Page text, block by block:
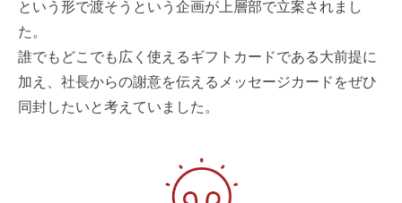
という形で渡そうという企画が上層部で立案されまし
た。
誰でもどこでも広く使えるギフトカードである大前提に
加え、社長からの謝意を伝えるメッセージカードをぜひ
同封したいと考えていました。